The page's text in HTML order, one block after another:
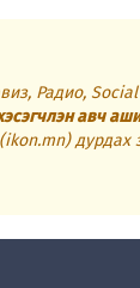
Радио,
авч
дурдах